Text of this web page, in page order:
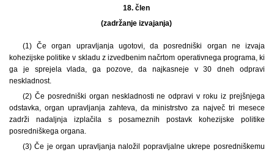
18. člen
(zadržanje izvajanja)
(1) Če organ upravljanja ugotovi, da posredniški organ ne izvaja
kohezijske politike v skladu z izvedbenim načrtom operativnega programa, ki
ga je sprejela vlada, ga pozove, da najkasneje v 30 dneh odpravi
neskladnost.
(2) Če posredniški organ neskladnosti ne odpravi v roku iz prejšnjega
odstavka, organ upravljanja zahteva, da ministrstvo za največ tri mesece
zadrži nadaljnja izplačila s posameznih postavk kohezijske politike
posredniškega organa.
(3) Če je organ upravljanja naložil popravljalne ukrepe posredniškemu